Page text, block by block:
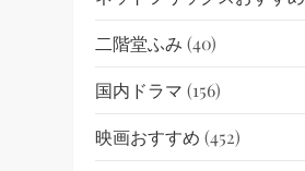
二階堂ふみ (40)
国内ドラマ (156)
映画おすすめ (452)